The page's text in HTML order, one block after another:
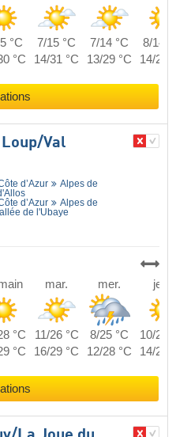
°C 7/15 °C 7/14 °C
8/14
°C 14/31 °C 13/29 °C 14/29
​Val
d’Azur
Alpes de
d’Azur
Alpes de
de l'Ubaye
mar. mer. jeu.
°C 11/26 °C 8/25 °C
10/27
°C 16/29 °C 12/28 °C 14/29